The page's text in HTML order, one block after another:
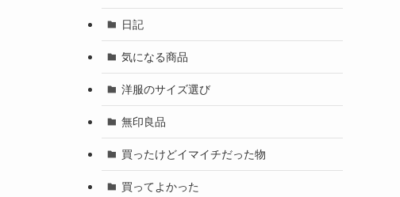
日記
気になる商品
洋服のサイズ選び
無印良品
買ったけどイマイチだった物
買ってよかった